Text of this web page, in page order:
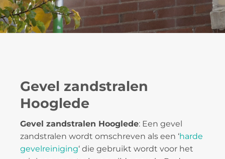
Gevel zandstralen
Hooglede
Gevel zandstralen Hooglede: Een gevel
zandstralen wordt omschreven als een ‘harde
gevelreiniging‘ die gebruikt wordt voor het